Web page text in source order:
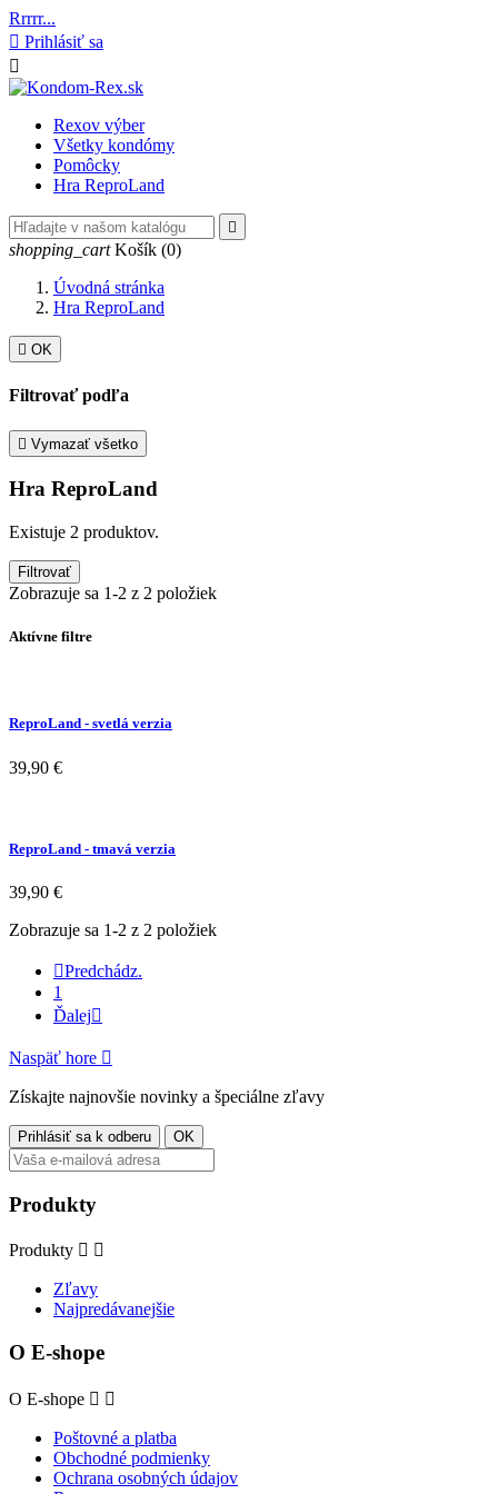
Rrrrr...
 Prihlásiť sa

Rexov výber
Všetky kondómy
Pomôcky
Hra ReproLand

shopping_cart Košík (0)
Úvodná stránka
Hra ReproLand
 OK
Filtrovať podľa
 Vymazať všetko
Hra ReproLand
Existuje 2 produktov.
Filtrovať
Zobrazuje sa 1-2 z 2 položiek
Aktívne filtre
ReproLand - svetlá verzia
39,90 €
ReproLand - tmavá verzia
39,90 €
Zobrazuje sa 1-2 z 2 položiek
Predchádz.
1
Ďalej
Naspäť hore 
Získajte najnovšie novinky a špeciálne zľavy
Produkty
Produkty  
Zľavy
Najpredávanejšie
O E-shope
O E-shope  
Poštovné a platba
Obchodné podmienky
Ochrana osobných údajov